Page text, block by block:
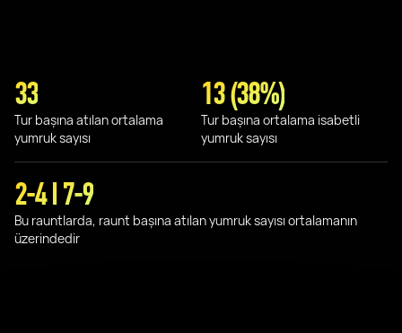
33
Tur başına atılan ortalama
yumruk sayısı
13 (38%)
Tur başına ortalama isabetli
yumruk sayısı
2-4 I 7-9
Bu rauntlarda, raunt başına atılan yumruk sayısı ortalamanın
üzerindedir